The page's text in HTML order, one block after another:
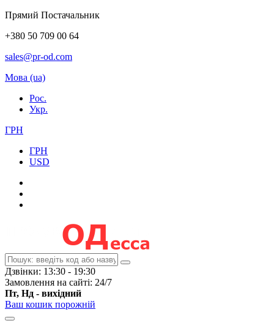
Прямий Постачальник
+380 50 709 00 64
sales@pr-od.com
Мова (ua)
Рос.
Укр.
ГРН
ГРН
USD
Дзвінки: 13:30 - 19:30
Замовлення на сайті: 24/7
Пт, Нд - вихідний
Ваш кошик порожній